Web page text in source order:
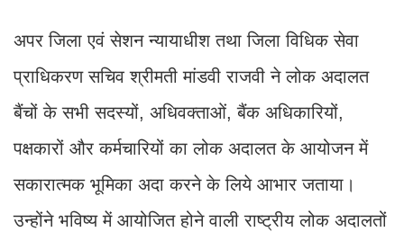
अपर जिला एवं सेशन न्यायाधीश तथा जिला विधिक सेवा
प्राधिकरण सचिव श्रीमती मांडवी राजवी ने लोक अदालत
बैंचों के सभी सदस्यों, अधिवक्ताओं, बैंक अधिकारियों,
पक्षकारों और कर्मचारियों का लोक अदालत के आयोजन में
सकारात्मक भूमिका अदा करने के लिये आभार जताया।
उन्होंने भविष्य में आयोजित होने वाली राष्ट्रीय लोक अदालतों